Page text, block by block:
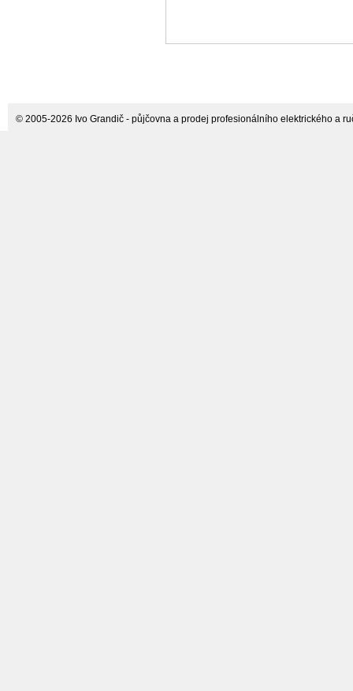
© 2005-2026 Ivo Grandič - půjčovna a prodej profesionálního elektrického a